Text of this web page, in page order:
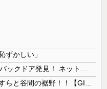
ずかしい」